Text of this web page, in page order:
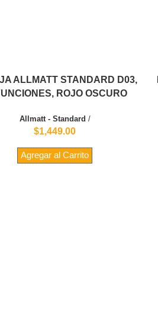
ALLMATT STANDARD D03,
ROJO OSCURO
Allmatt - Standard /
$1,449.00
Agregar al Carrito